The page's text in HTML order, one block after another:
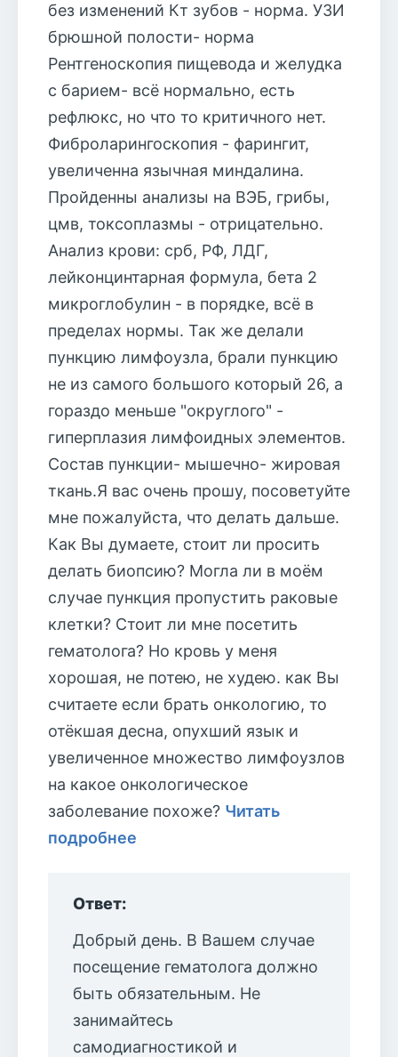
без изменений Кт зубов - норма. УЗИ
брюшной полости- норма
Рентгеноскопия пищевода и желудка
с барием- всё нормально, есть
рефлюкс, но что то критичного нет.
Фиброларингоскопия - фарингит,
увеличенна язычная миндалина.
Пройденны анализы на ВЭБ, грибы,
цмв, токсоплазмы - отрицательно.
Анализ крови: срб, РФ, ЛДГ,
лейконцинтарная формула, бета 2
микроглобулин - в порядке, всё в
пределах нормы. Так же делали
пункцию лимфоузла, брали пункцию
не из самого большого который 26, а
гораздо меньше "округлого" -
гиперплазия лимфоидных элементов.
Состав пункции- мышечно- жировая
ткань.Я вас очень прошу, посоветуйте
мне пожалуйста, что делать дальше.
Как Вы думаете, стоит ли просить
делать биопсию? Могла ли в моём
случае пункция пропустить раковые
клетки? Стоит ли мне посетить
гематолога? Но кровь у меня
хорошая, не потею, не худею. как Вы
считаете если брать онкологию, то
отёкшая десна, опухший язык и
увеличенное множество лимфоузлов
на какое онкологическое
заболевание похоже? Читать
подробнее
Ответ:
Добрый день. В Вашем случае
посещение гематолога должно
быть обязательным. Не
занимайтесь
самодиагностикой и